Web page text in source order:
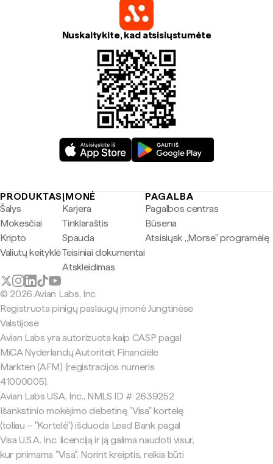
Nuskaitykite, kad atsisiųstumėte
PRODUKTAS
Šalys
Mokesčiai
Kripto
Valiutų keityklė
ĮMONĖ
Karjera
Tinklaraštis
Spauda
Teisiniai dokumentai
Atskleidimas
PAGALBA
Pagalbos centras
Būsena
Atsisiųsk „Morse" programėlę
© 2026 Avian Labs, Inc
Registruota pinigų paslaugų įmonė Jungtinėse
Valstijose
Avian Labs yra autorizuota kaip CASP pagal
MiCA Nyderlandų Autoriteit Financiële
Markten (AFM) (registracijos numeris
41000005).
Avian Labs USA, Inc., NMLS ID # 2639252
Išankstinio mokėjimo debetinę "Visa" kortelę
(toliau – "Kortelė") išduoda Lead Bank pagal
Visa U.S.A. Inc. licenciją ir ją galima naudoti visur,
kur priimama "Visa". Norint kreiptis, reikia būti